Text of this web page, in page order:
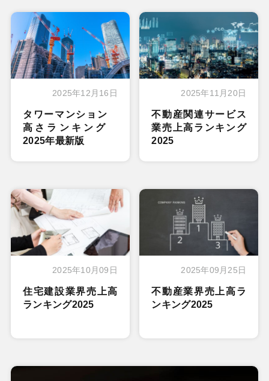
2025年12月16日
タワーマンション
高さランキング
2025年最新版
2025年11月20日
不動産関連サービス
業売上高ランキング
2025
2025年10月09日
住宅建設業界売上高
ランキング2025
2025年09月25日
不動産業界売上高ラ
ンキング2025